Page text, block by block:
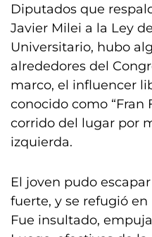
Diputados que
Javier Milei a la Ley
Universitario, hubo
alrededores del
marco, el influencer
conocido como “Fran
corrido del lugar por
izquierda.
El joven pudo
fuerte, y se refugió
Fue insultado,